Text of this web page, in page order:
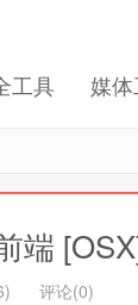
工具 媒
端
评论(0)
的登录